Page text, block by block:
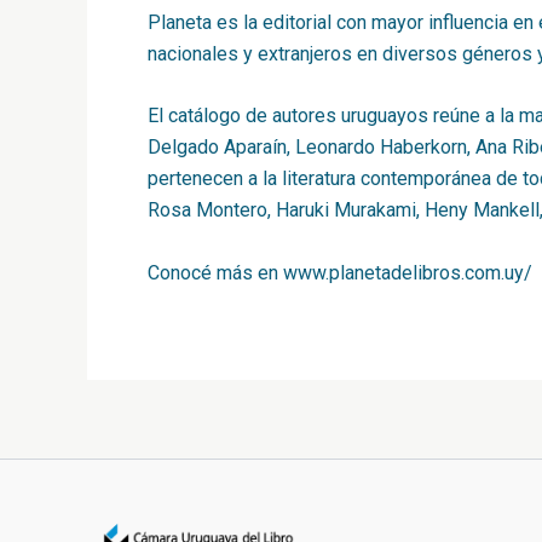
Planeta es la editorial con mayor influencia
nacionales y extranjeros en diversos
El catálogo de autores uruguayos reúne a la
Delgado Aparaín, Leonardo Haberkorn, Ana
pertenecen a la literatura contemporánea de
Rosa Montero, Haruki Murakami, Heny
Conocé más en www.planetadelibros.com.uy/